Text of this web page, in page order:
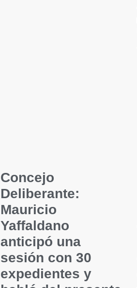
Concejo
Deliberante:
Mauricio
Yaffaldano
anticipó una
sesión con 30
expedientes y